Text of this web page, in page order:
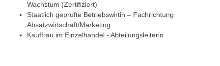
Wachstum (Zertifiziert)
Staatlich geprüfte Betriebswirtin – Fachrichtung
Absatzwirtschaft/Marketing
Kauffrau im Einzelhandel - Abteilungsleiterin